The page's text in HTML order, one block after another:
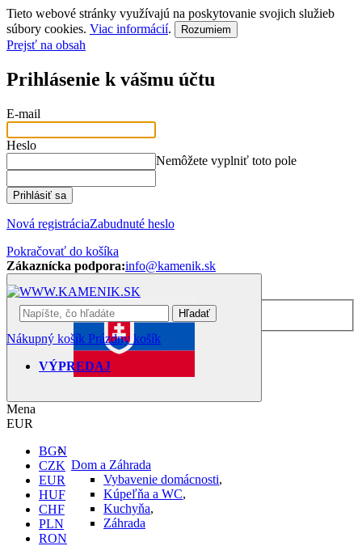
Tieto webové stránky využívajú na poskytovanie svojich služieb
súbory cookies. Viac informácií. Rozumiem
Prejsť na obsah
Prihlásenie k vášmu účtu
E-mail
Heslo
Nemôžete vyplniť toto pole
Prihlásiť sa
Nová registráciaZabudnuté heslo
Pokračovať do košíka
Zákaznícka podpora:info@kamenik.sk
Mena
EUR
BGN
CZK
EUR
HUF
CHF
PLN
RON
Hľadať
Nákupný košík Prázdny košík
VÝPREDAJ
Dom a Záhrada
Vybavenie domácnosti,
Kúpeľňa a WC,
Kuchyňa,
Záhrada